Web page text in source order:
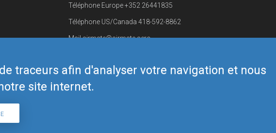
traceurs afin d'analyser votre navigation et nous
site internet.
Téléphone Europe+352 26441835
Téléphone US/Canada 418-592-8862
Mailairmate@airmate.aero